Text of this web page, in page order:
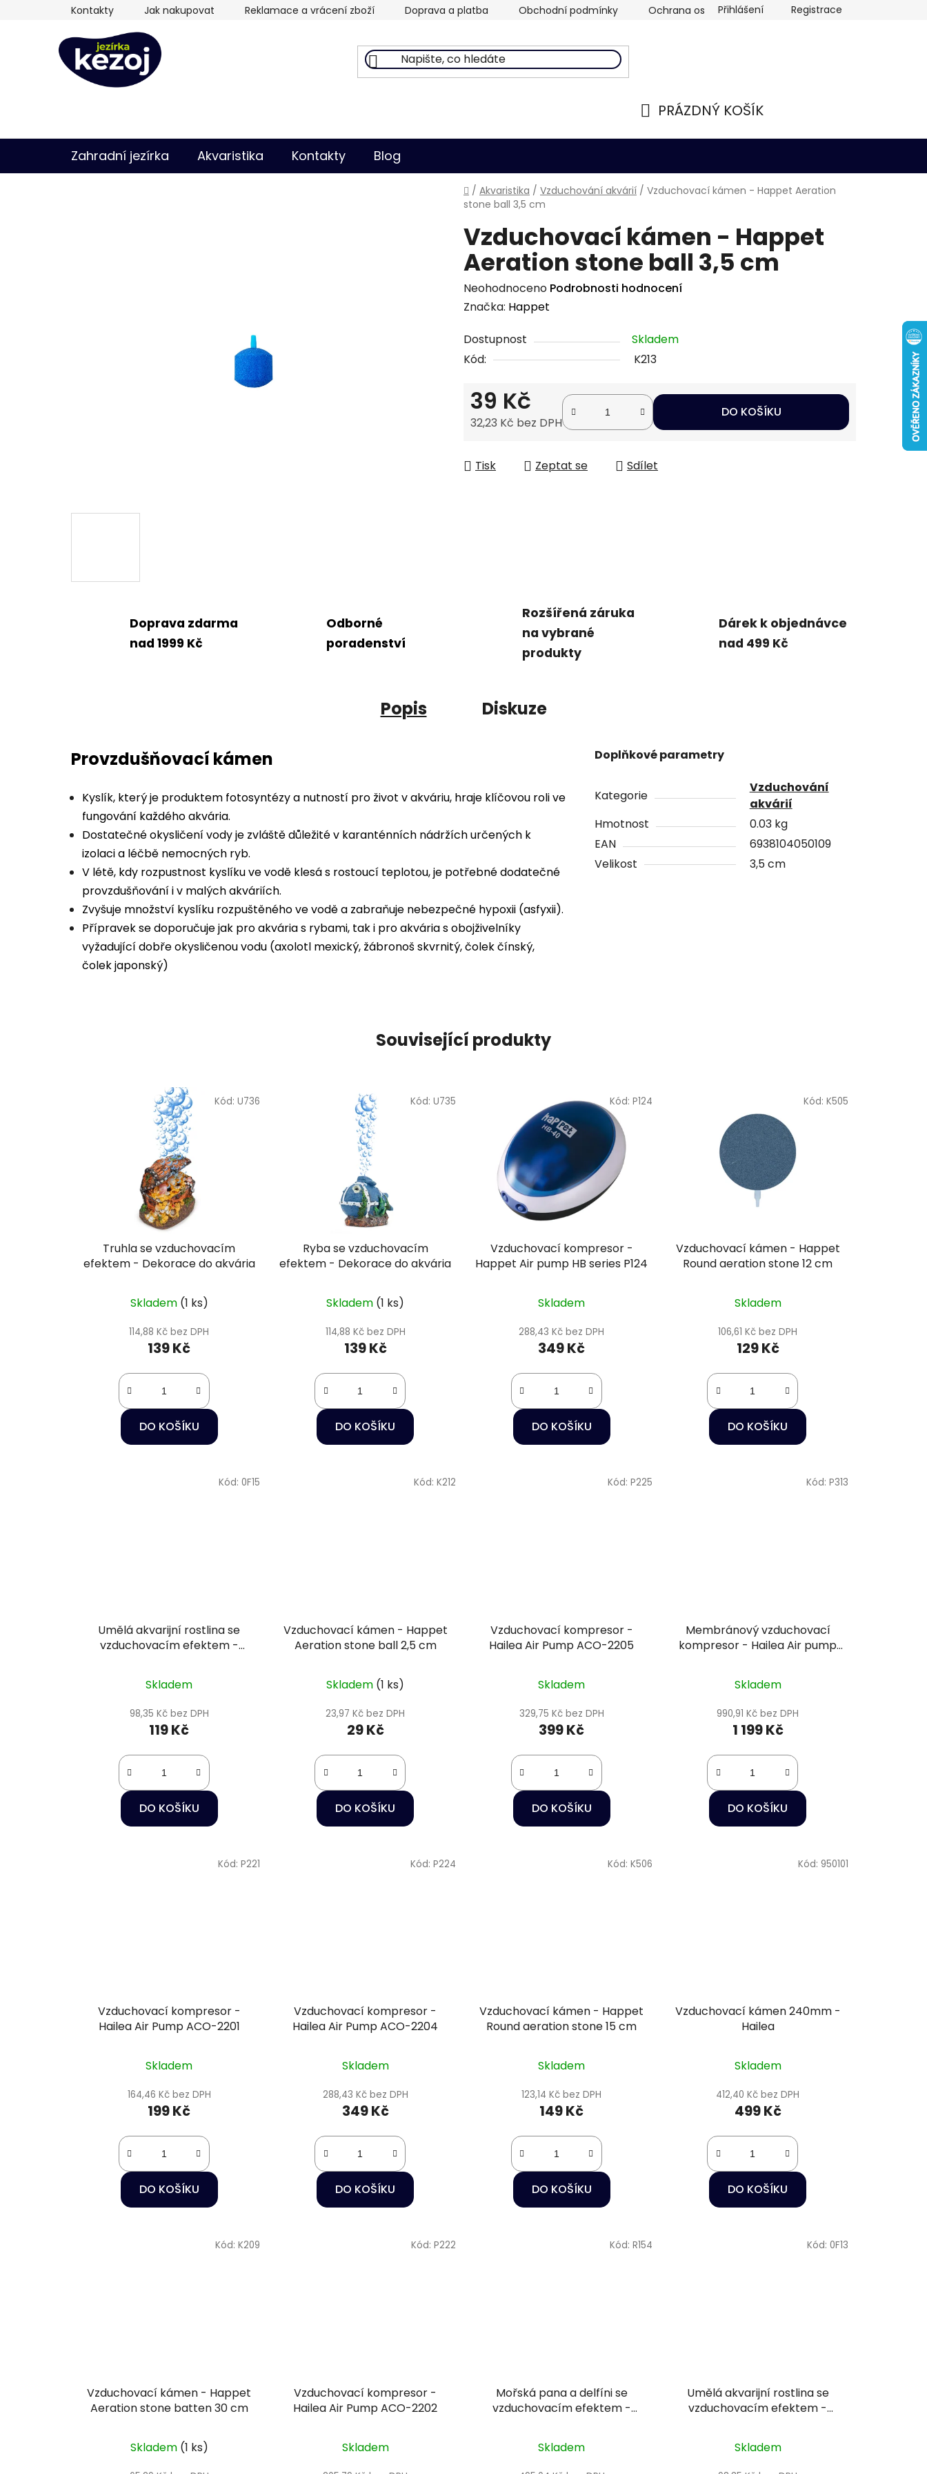
Kontakty Jak nakupovat Reklamace a vrácení zboží Doprava a platba Obchodní podmínky Ochrana osobních údajů
Přihlášení Registrace
PRÁZDNÝ KOŠÍK
Zahradní jezírka Akvaristika Kontakty Blog
Domů
/ Akvaristika / Vzduchování akvárií / Vzduchovací kámen - Happet Aeration
stone ball 3,5 cm
Vzduchovací kámen - Happet
Aeration stone ball 3,5 cm
Průměrné
hodnocení
je
0,0
hvězdiček.
Neohodnoceno Podrobnosti hodnocení
Značka: Happet
Dostupnost
Skladem
Kód:
K213
39 Kč
32,23 Kč bez DPH
DO KOŠÍKU
Tisk Zeptat se Sdílet
Doprava zdarma
nad 1999 Kč
Odborné
poradenství
Rozšířená záruka
na vybrané
produkty
Dárek k objednávce
nad 499 Kč
Popis Diskuze
Provzdušňovací kámen
Kyslík, který je produktem fotosyntézy a nutností pro život v akváriu, hraje klíčovou roli ve
fungování každého akvária.
Dostatečné okysličení vody je zvláště důležité v karanténních nádržích určených k
izolaci a léčbě nemocných ryb.
V létě, kdy rozpustnost kyslíku ve vodě klesá s rostoucí teplotou, je potřebné dodatečné
provzdušňování i v malých akváriích.
Zvyšuje množství kyslíku rozpuštěného ve vodě a zabraňuje nebezpečné hypoxii (asfyxii).
Přípravek se doporučuje jak pro akvária s rybami, tak i pro akvária s obojživelníky
vyžadující dobře okysličenou vodu (axolotl mexický, žábronoš skvrnitý, čolek čínský,
čolek japonský)
Doplňkové parametry
Kategorie
Vzduchování
akvárií
Hmotnost
0.03 kg
EAN
6938104050109
Velikost
3,5 cm
Související produkty
Truhla se vzduchovacím
efektem - Dekorace do akvária
Skladem (1 ks)
114,88 Kč bez DPH
139 Kč
DO KOŠÍKU
Kód: U736
Ryba se vzduchovacím
efektem - Dekorace do akvária
Skladem (1 ks)
114,88 Kč bez DPH
139 Kč
DO KOŠÍKU
Kód: U735
Vzduchovací kompresor -
Happet Air pump HB series P124
Skladem
288,43 Kč bez DPH
349 Kč
DO KOŠÍKU
Kód: P124
Vzduchovací kámen - Happet
Round aeration stone 12 cm
Skladem
106,61 Kč bez DPH
129 Kč
DO KOŠÍKU
Kód: K505
Umělá akvarijní rostlina se
vzduchovacím efektem -
Skladem
98,35 Kč bez DPH
119 Kč
DO KOŠÍKU
Kód: 0F15
Vzduchovací kámen - Happet
Aeration stone ball 2,5 cm
Skladem (1 ks)
23,97 Kč bez DPH
29 Kč
DO KOŠÍKU
Kód: K212
Vzduchovací kompresor -
Hailea Air Pump ACO-2205
Skladem
329,75 Kč bez DPH
399 Kč
DO KOŠÍKU
Kód: P225
Membránový vzduchovací
kompresor - Hailea Air pump
Skladem
990,91 Kč bez DPH
1 199 Kč
DO KOŠÍKU
Kód: P313
Vzduchovací kompresor -
Hailea Air Pump ACO-2201
Skladem
164,46 Kč bez DPH
199 Kč
DO KOŠÍKU
Kód: P221
Vzduchovací kompresor -
Hailea Air Pump ACO-2204
Skladem
288,43 Kč bez DPH
349 Kč
DO KOŠÍKU
Kód: P224
Vzduchovací kámen - Happet
Round aeration stone 15 cm
Skladem
123,14 Kč bez DPH
149 Kč
DO KOŠÍKU
Kód: K506
Vzduchovací kámen 240mm -
Hailea
Skladem
412,40 Kč bez DPH
499 Kč
DO KOŠÍKU
Kód: 950101
Vzduchovací kámen - Happet
Aeration stone batten 30 cm
Skladem (1 ks)
Kód: K209
Vzduchovací kompresor -
Hailea Air Pump ACO-2202
Skladem
Kód: P222
Mořská pana a delfíni se
vzduchovacím efektem -
Skladem
Kód: R154
Umělá akvarijní rostlina se
vzduchovacím efektem -
Skladem
Kód: 0F13